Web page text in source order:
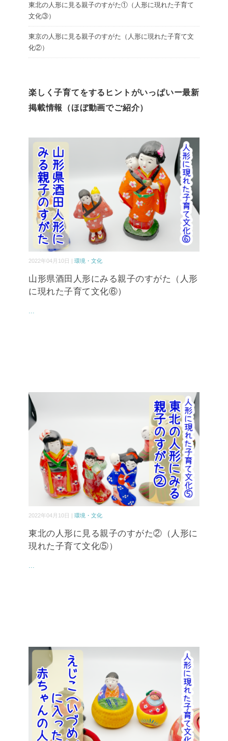
東北の人形に見る親子のすがた①（人形に現れた子育て
文化③）
東京の人形に見る親子のすがた（人形に現れた子育て文
化②）
楽しく子育てをするヒントがいっぱいー最新
掲載情報（ほぼ動画でご紹介）
2022年04月10日 | 環境・文化
山形県酒田人形にみる親子のすがた（人形
に現れた子育て文化⑥）
2022年04月10日 | 環境・文化
東北の人形に見る親子のすがた②（人形に
現れた子育て文化⑤）